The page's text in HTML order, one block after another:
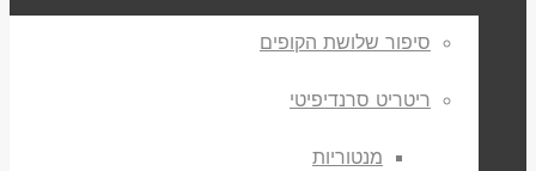
סיפור שלושת הקופים
ריטריט סרנדיפיטי
מנטוריות